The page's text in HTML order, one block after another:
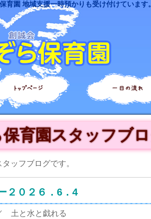
育園 地域支援一時預かりも受け付けています
トップページ 一日の流れ
育園スタッフブ
ッフブログです。
２０２６．6．4
土と水と戯れる